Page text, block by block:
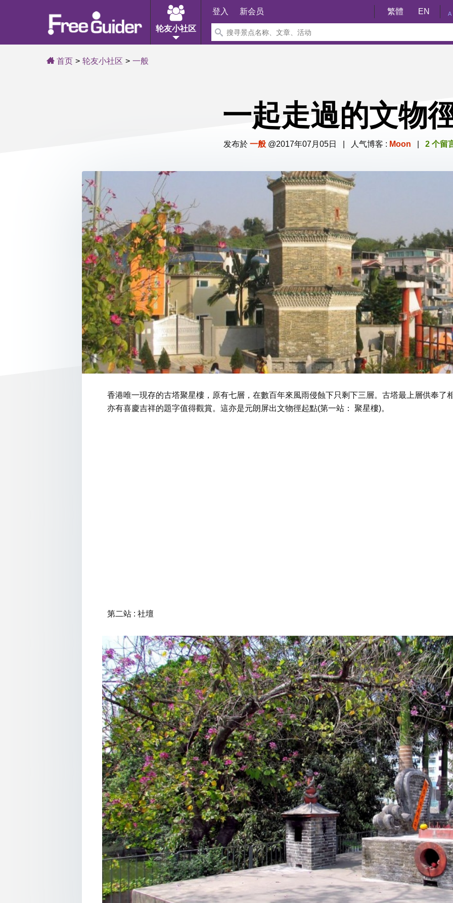
轮友小社区
登入 新会员 繁體 EN A
首页 轮友小社区 一般
一起走過的文物
发布於 一般 @2017年07月05日 | 人气博客 : Moon 2 个留
香港唯一現存的古塔聚星樓，原有七層，在數百年來風雨侵蝕下只剩下三層。古塔最上層供奉了
亦有喜慶吉祥的題字值得觀賞。這亦是元朗屏出文物徑起點(第一站： 聚星樓)。
第二站 : 社壇